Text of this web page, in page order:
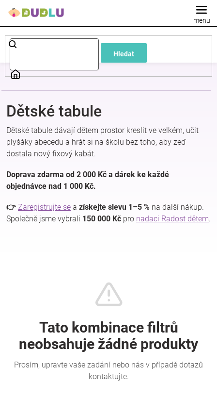
Hledat
Dětské
a
kojenecké
oblečení
Pokojíček
kojenecká
výbava
děti
Těhotenské
Dětské tabule
Dětské tabule dávají dětem prostor kreslit ve velkém, učit
plyšáky abecedu a hrát si na školu bez toho, aby zeď
dostala nový fixový kabát.
Doprava zdarma od 2 000 Kč a dárek ke každé
objednávce nad 1 000 Kč.
👉 Zaregistrujte se a získejte slevu 1–5 % na další nákup.
Společně jsme vybrali 150 000 Kč pro nadaci Radost dětem.